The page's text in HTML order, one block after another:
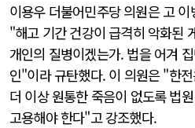
이용우 더불어민주당 의원은 고
"해고 기간 건강이 급격히 악화된
개인의 질병이겠는가. 법을 어겨
인"이라 규탄했다. 이 의원은 "한
더 이상 원통한 죽음이 없도록 법
고용해야 한다"고 강조했다.